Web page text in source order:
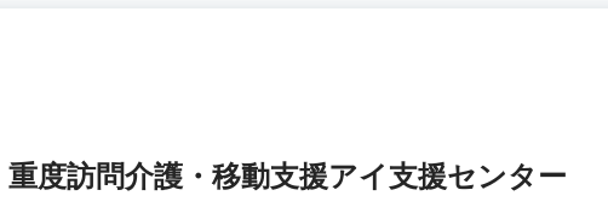
度訪問介護・移動支援アイ支援センター